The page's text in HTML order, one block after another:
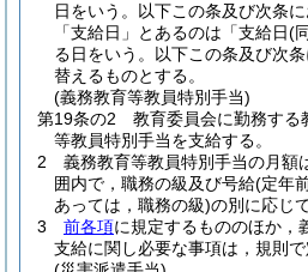
日をいう。以下この条及び次条
「支給日」とあるのは「支給日(
る日をいう。以下この条及び次
替えるものとする。
(義務教育等教員特別手当)
第19条の2
教育委員会に勤務する
等教員特別手当を支給する。
2
義務教育等教員特別手当の月額
囲内で，職務の級及び号給(定年
あっては，職務の級)の別に応じ
3
前各項に規定するもののほか，
支給に関し必要な事項は，規則で